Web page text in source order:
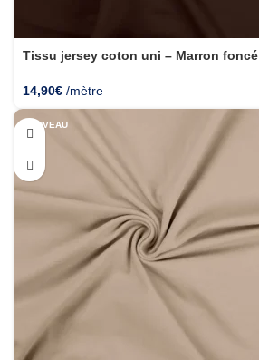
Tissu jersey coton uni – Marron foncé
14,90€ /mètre
NOUVEAU